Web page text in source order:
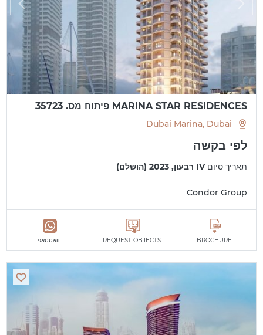
MARINA STAR RESIDENCES פיתוח מס. 35723
Dubai Marina, Dubai
לפי בקשה
תאריך סיוםIV רבעון, 2023 (הושלם)
Condor Group
BROCHURE
REQUEST OBJECTS וואטסאפ